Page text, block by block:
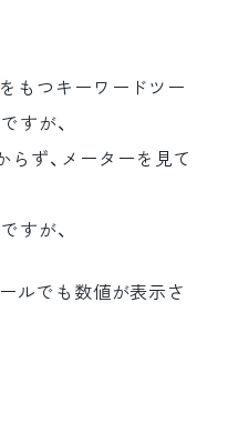
もつキーワードツー
すが、
らず、メーターを見て
すが、
ルでも数値が表示さ